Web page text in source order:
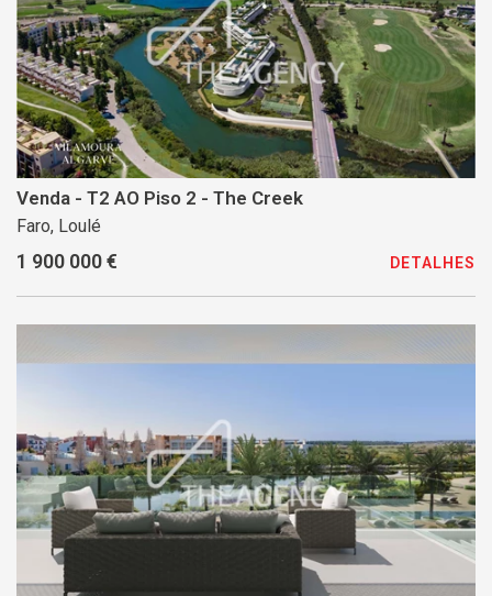
Venda - T2 AO Piso 2 - The Creek
Faro, Loulé
1 900 000 € DETALHES